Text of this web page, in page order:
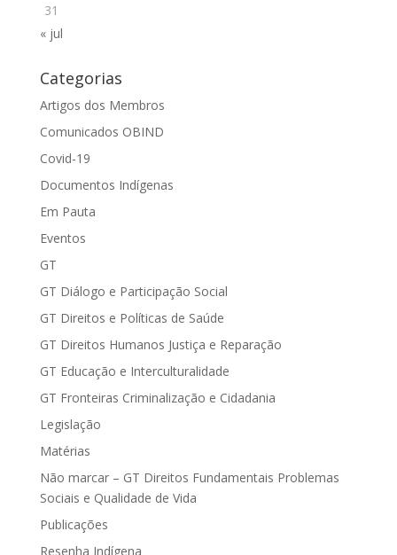
31
« jul
Categorias
Artigos dos Membros
Comunicados OBIND
Covid-19
Documentos Indígenas
Em Pauta
Eventos
GT
GT Diálogo e Participação Social
GT Direitos e Políticas de Saúde
GT Direitos Humanos Justiça e Reparação
GT Educação e Interculturalidade
GT Fronteiras Criminalização e Cidadania
Legislação
Matérias
Não marcar – GT Direitos Fundamentais Problemas
Sociais e Qualidade de Vida
Publicações
Resenha Indígena